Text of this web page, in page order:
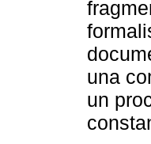
una
un